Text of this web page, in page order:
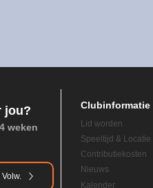
jou?
weken
Volw.
Clubinformatie
Lid worden
Speeltijd & Locatie
Contributiekosten
Nieuws
Kalender